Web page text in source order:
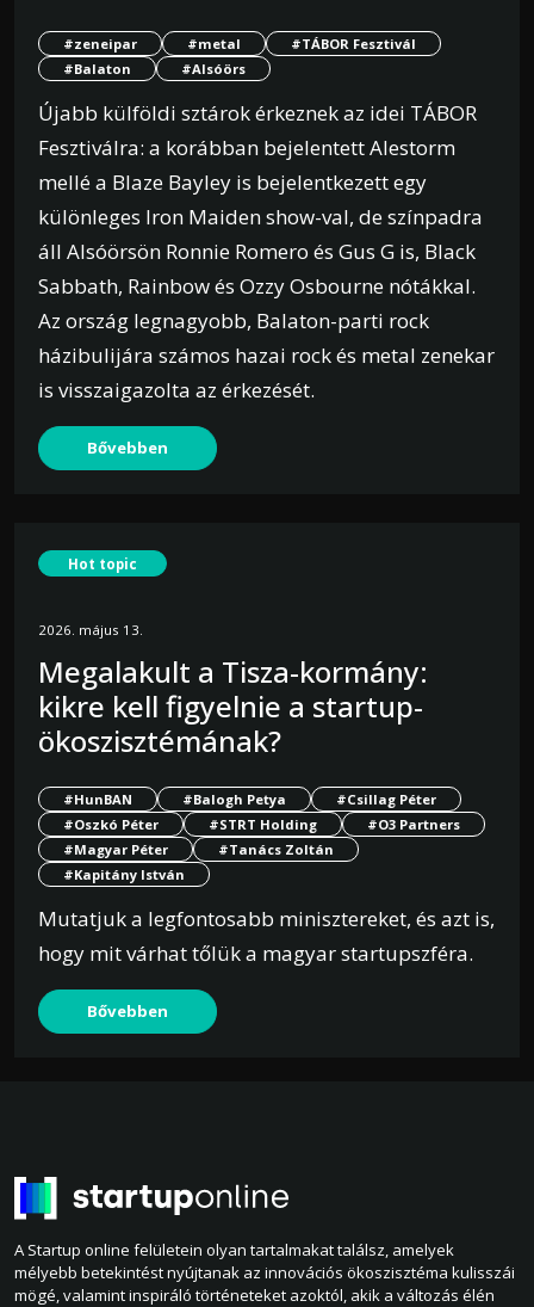
#zeneipar #metal
#TÁBOR Fesztivál
#Balaton
#Alsóörs
Újabb külföldi sztárok érkeznek az idei TÁBOR
Fesztiválra: a korábban bejelentett Alestorm
mellé a Blaze Bayley is bejelentkezett egy
különleges Iron Maiden show-val, de színpadra
áll Alsóörsön Ronnie Romero és Gus G is, Black
Sabbath, Rainbow és Ozzy Osbourne nótákkal.
Az ország legnagyobb, Balaton-parti rock
házibulijára számos hazai rock és metal zenekar
is visszaigazolta az érkezését.
Bővebben
Hot topic
2026. május 13.
Megalakult a Tisza-kormány:
kikre kell figyelnie a startup-
ökoszisztémának?
#HunBAN #Balogh Petya
#Csillag Péter
#Oszkó Péter
#STRT Holding
#O3 Partners
#Magyar Péter
#Tanács Zoltán
#Kapitány István
Mutatjuk a legfontosabb minisztereket, és azt is,
hogy mit várhat tőlük a magyar startupszféra.
Bővebben
A Startup online felületein olyan tartalmakat találsz, amelyek
mélyebb betekintést nyújtanak az innovációs ökoszisztéma kulisszái
mögé, valamint inspiráló történeteket azoktól, akik a változás élén